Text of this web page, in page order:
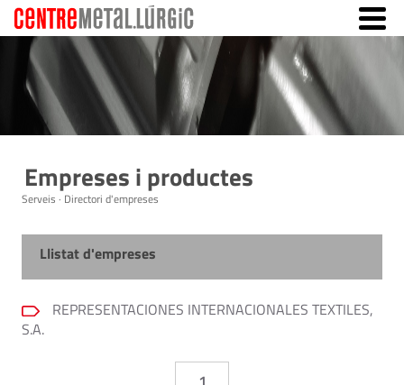
Empreses i productes
Serveis · Directori d'empreses
Llistat d'empreses
REPRESENTACIONES INTERNACIONALES TEXTILES,
S.A.